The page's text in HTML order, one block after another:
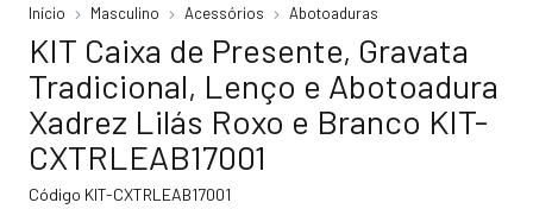
Início Masculino Acessórios Abotoaduras
KIT Caixa de Presente, Gravata
Tradicional, Lenço e Abotoadura
Xadrez Lilás Roxo e Branco KIT-
CXTRLEAB17001
Código KIT-CXTRLEAB17001